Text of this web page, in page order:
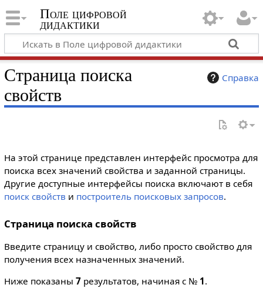
Поле цифровой
дидактики
Справка
Страница поиска
свойств
На этой странице представлен интерфейс просмотра для
поиска всех значений свойства и заданной страницы.
Другие доступные интерфейсы поиска включают в себя
поиск свойств и построитель поисковых запросов.
Страница поиска свойств
Введите страницу и свойство, либо просто свойство для
получения всех назначенных значений.
Ниже показаны 7результатов, начиная с № 1.